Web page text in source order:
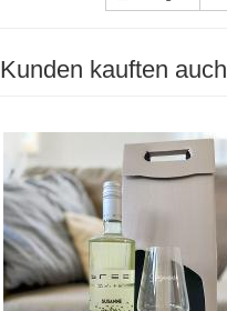
Kunden kauften auch